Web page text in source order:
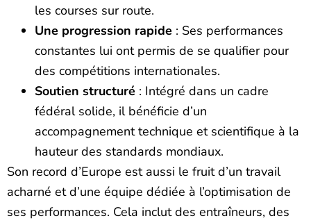
les courses sur route.
Une progression rapide : Ses performances
constantes lui ont permis de se qualifier pour
des compétitions internationales.
Soutien structuré : Intégré dans un cadre
fédéral solide, il bénéficie d’un
accompagnement technique et scientifique à la
hauteur des standards mondiaux.
Son record d’Europe est aussi le fruit d’un travail
acharné et d’une équipe dédiée à l’optimisation de
ses performances. Cela inclut des entraîneurs, des